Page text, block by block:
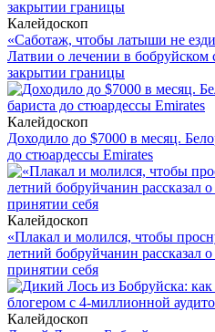
Калейдоскоп
«Саботаж, чтобы латыши не
Латвии о лечении в
закрытии границы
Калейдоскоп
Доходило до $7000 в месяц.
до стюардессы Emirates
Калейдоскоп
«Плакал и молился, чтобы
летний бобруйчанин рассказал
принятии себя
Калейдоскоп